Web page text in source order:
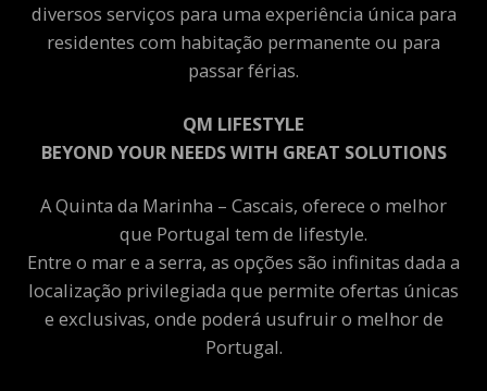
diversos serviços para uma experiência única para
residentes com habitação permanente ou para
passar férias.
QM LIFESTYLE
BEYOND YOUR NEEDS WITH GREAT SOLUTIONS
A Quinta da Marinha – Cascais, oferece o melhor
que Portugal tem de lifestyle.
Entre o mar e a serra, as opções são infinitas dada a
localização privilegiada que permite ofertas únicas
e exclusivas, onde poderá usufruir o melhor de
Portugal.